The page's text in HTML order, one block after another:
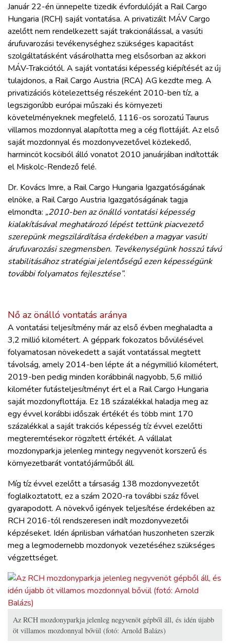
ARCHÍVUM
WEBSHOP
BELÉPÉS
REGISZTRÁCIÓ
Január 22-én ünnepelte tizedik évfordulóját a Rail Cargo
Hungaria (RCH) saját vontatása. A privatizált MÁV Cargo
azelőtt nem rendelkezett saját trakcionálással, a vasúti
árufuvarozási tevékenységhez szükséges kapacitást
szolgáltatásként vásárolhatta meg elsősorban az akkori
MÁV-Trakciótól. A saját vontatási képesség kiépítését az új
tulajdonos, a Rail Cargo Austria (RCA) AG kezdte meg. A
privatizációs kötelezettség részeként 2010-ben tíz, a
legszigorúbb európai műszaki és környezeti
követelményeknek megfelelő, 1116-os sorozatú Taurus
villamos mozdonnyal alapította meg a cég flottáját. Az első
saját mozdonnyal és mozdonyvezetővel közlekedő,
harmincöt kocsiból álló vonatot 2010 januárjában indították
el Miskolc-Rendező felé.
Dr. Kovács Imre, a Rail Cargo Hungaria Igazgatóságának
elnöke, a Rail Cargo Austria Igazgatóságának tagja
elmondta: „2010-ben az önálló vontatási képesség
kialakításával meghatározó lépést tettünk piacvezető
szerepünk megszilárdítása érdekében a magyar vasúti
árufuvarozási szegmensben. Tevékenységünk hosszú távú
stabilitásához stratégiai jelentőségű ezen képességünk
további folyamatos fejlesztése”.
Nő az önálló vontatás aránya
A vontatási teljesítmény már az első évben meghaladta a
3,2 millió kilométert. A géppark fokozatos bővülésével
folyamatosan növekedett a saját vontatással megtett
távolság, amely 2014-ben lépte át a négymillió kilométert,
2019-ben pedig minden korábbinál nagyobb, 5,6 millió
kilométer futásteljesítményt ért el a Rail Cargo Hungaria
saját mozdonyflottája. Ez 18 százalékkal haladja meg az
egy évvel korábbi időszak értékét és több mint 170
százalékkal a saját trakciós képesség tíz évvel ezelőtti
megteremtésekor rögzített értékét. A vállalat
mozdonyparkja jelenleg mintegy negyvenöt korszerű és
környezetbarát vontatójárműből áll.
Míg tíz évvel ezelőtt a társaság 138 mozdonyvezetőt
foglalkoztatott, ez a szám 2020-ra további száz fővel
gyarapodott. A növekvő igények teljesítése érdekében az
RCH 2016-tól rendszeresen indít mozdonyvezetői
képzéseket. Idén áprilisban várhatóan huszonheten szerzik
meg a legmodernebb mozdonyok vezetéséhez szükséges
végzettséget.
Az RCH mozdonyparkja jelenleg negyvenöt gépből áll, és idén újabb
öt villamos mozdonnyal bővül (fotó: Arnold Balázs)